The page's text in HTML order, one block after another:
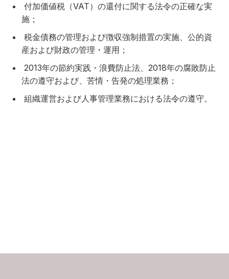
付加価値税（VAT）の還付に関する法令の正確な実
施；
税金債務の管理および徴収強制措置の実施、公的資
産および財政の管理・運用；
2013年の節約実践・浪費防止法、2018年の腐敗防止
法の遵守および、苦情・告発の処理業務；
組織運営および人事管理業務における法令の遵守。